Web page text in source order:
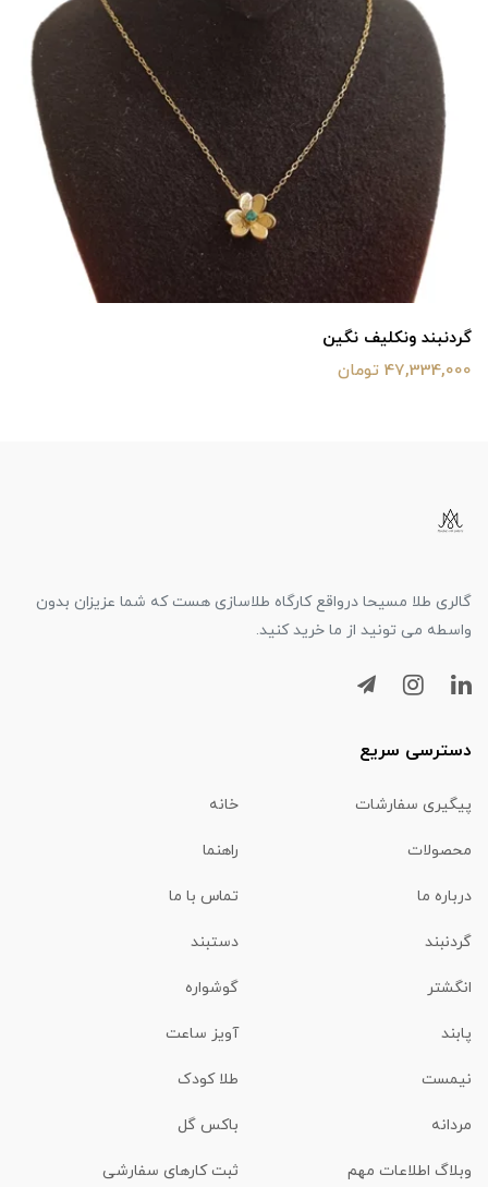
گردنبند ونکلیف نگین
47,334,000 تومان
گالری طلا مسیحا درواقع کارگاه طلاسازی هست که شما عزیزان بدون
واسطه می تونید از ما خرید کنید.
دسترسی سریع
پیگیری سفارشات خانه
محصولات راهنما
درباره ما تماس با ما
گردنبند دستبند
انگشتر گوشواره
پابند آویز ساعت
نیمست طلا کودک
مردانه باکس گل
وبلاگ اطلاعات مهم ثبت کارهای سفارشی